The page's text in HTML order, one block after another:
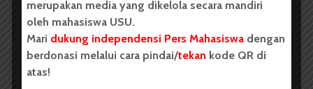
merupakan media yang dikelola secara mandiri
oleh mahasiswa USU.
Mari dukung independensi Pers Mahasiswa dengan
berdonasi melalui cara pindai/tekan kode QR di
atas!